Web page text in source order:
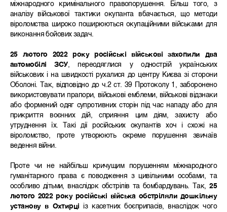
міжнародного кримінального правопорушення. Більш того, з
аналізу військової тактики окупанта вбачається, що методи
віроломства широко поширюються окупаційними військами для
виконання бойових задач.
25 лютого 2022 року російські військові захопили два
автомобілі ЗСУ, переодяглися у однострій українських
військових і на швидкості рухалися до центру Києва зі сторони
Оболоні. Так, відповідно до ч.2 ст. 39 Протоколу 1, заборонено
використовувати прапори, військові емблеми, військові відзнаки
або формений одяг супротивних сторін під час нападу або для
прикриття воєнних дій, сприяння цим діям, захисту або
утруднення їх. Такі дії російських окупантів хоч і схожі на
віроломство, проте утворюють окреме порушення звичаїв
ведення війни.
Проте чи не найбільш кричущим порушенням міжнародного
гуманітарного права є поводження з цивільними особами, та
особливо дітьми, внаслідок обстрілів та бомбардувань. Так,25
лютого 2022 року російські війська обстріляли дошкільну
установу в Охтирці із касетних боєприпасів, внаслідок чого